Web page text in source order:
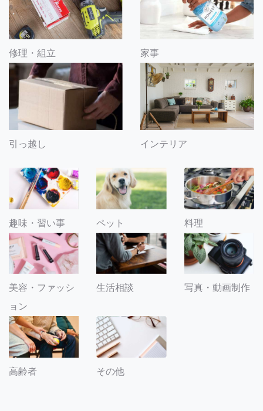
修理・組立 家事
引っ越し インテリア
趣味・習い事 ペット 料理
美容・ファッシ
ョン
生活相談 写真・動画制作
高齢者 その他